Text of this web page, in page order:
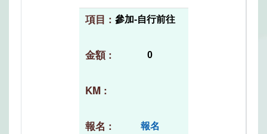
參加-自行前往
0
報名